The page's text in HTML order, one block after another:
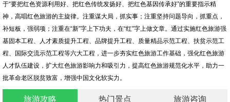
于“要把红色资源利用好、把红色传统发扬好、把红色基因传承好”的重要指示精
神，高唱红色旅游的主旋律。注重谋大局，抓实事；注重坚持问题导向，抓重点，
补短板，强弱项；注重在“新”字上下功夫，在“红”字上做文章。通过实施红色旅游强
基固本工程、人才素质提升工程、品牌提升工程、质量精品示范工程、扶贫示范工
程、国际交流示范工程等六大工程，进一步夯实红色旅游工作基础，强化红色旅游
人才队伍建设，扩大红色旅游影响力和吸引力，提高红色旅游规范化水平，助力一
批革命老区脱贫致富，增强中国文化软实力。
旅游攻略 热门景点 旅游咨询